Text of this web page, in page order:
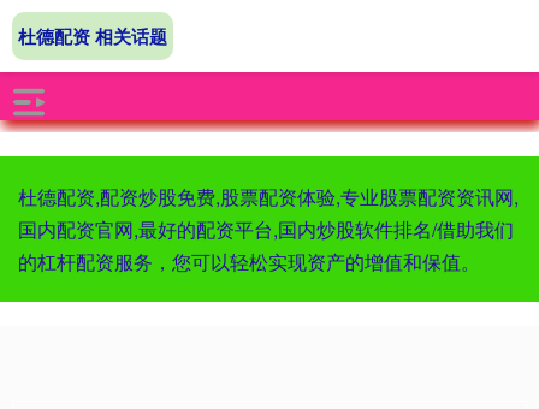
杜德配资,配资炒股免费,股票配资体验,专业股票配资资讯网,
国内配资官网,最好的配资平台,国内炒股软件排名/借助我们
的杠杆配资服务，您可以轻松实现资产的增值和保值。
杜德配资 相关话题